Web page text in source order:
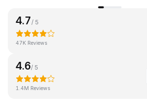
4.7/ 5
47K Reviews
4.6/ 5
1.4M Reviews